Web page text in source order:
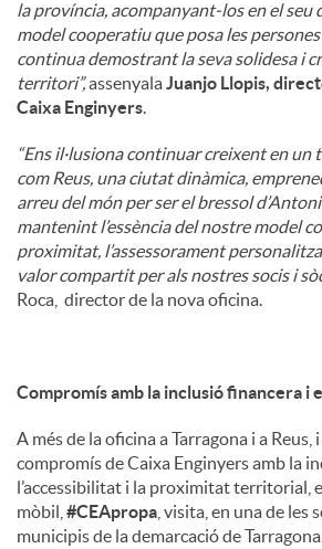
la província, acompanyant-los en el seu
model cooperatiu que posa les
continua demostrant la seva solidesa i
territori”,assenyalaJuanjo Llopis,
Caixa Enginyers.
“Ens il·lusiona continuar creixent en
com Reus, una ciutat dinàmica,
arreu del món per ser el bressol
mantenint l’essència del nostre model
proximitat, l’assessorament
valor compartit per als nostres socis i
Roca, director de la nova oficina.
Compromís amb la inclusió financera i
A més de la oficina a Tarragona i a Reus,
compromís de Caixa Enginyers amb la
l’accessibilitat i la proximitat territorial,
mòbil, #CEApropa , visita, en una de les
municipis de la demarcació de